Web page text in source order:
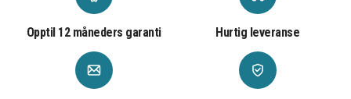
Opptil 12 måneders garanti Hurtig leveranse